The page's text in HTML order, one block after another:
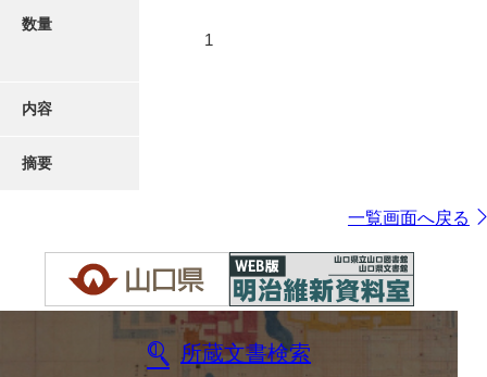
数量
1
内容
摘要
一覧画面へ戻る
所蔵文書検索